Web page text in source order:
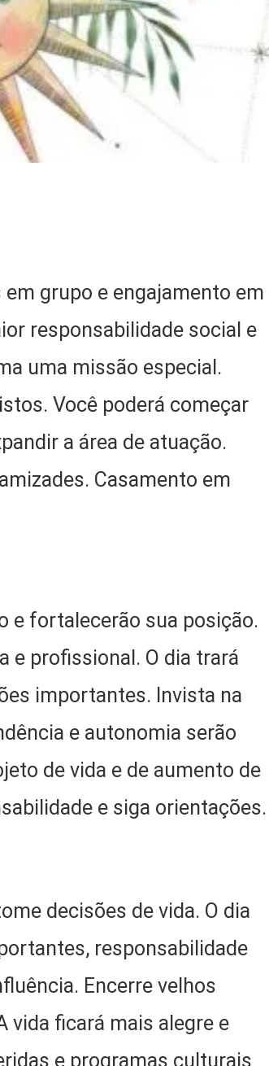
grupo e engajamento em
responsabilidade social e
uma missão especial.
Você poderá começar
a área de atuação.
Casamento em
e fortalecerão sua posição.
e profissional. O dia trará
importantes. Invista na
e autonomia serão
de vida e de aumento de
e siga orientações.
decisões de vida. O dia
responsabilidade
Encerre velhos
vida ficará mais alegre e
e programas culturais